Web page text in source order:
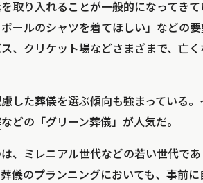
取り入れることが一般的になってき
ールのシャツを着てほしい」などの
、クリケット場などさまざまで、亡
した葬儀を選ぶ傾向も強まっている。
などの「グリーン葬儀」が人気だ。
、ミレニアル世代などの若い世代で
儀のプランニングにおいても、事前